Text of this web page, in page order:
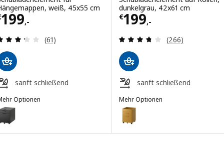
weiß, 45x55 cm
199,-€ 199,-
Überprüfung: 3.3 aus 5 sterne. Bewertungen
(61)
sanft schließend
Optionen
GALANT, Schubladenelement für Hängemappen, schwarz
dunkelgrau, 42x61 cm
€199,-
Preis € 199,-
Überprüfung:
(266)
sanft schließend
Mehr Optionen
IDÅSEN
Option: IDÅSEN,